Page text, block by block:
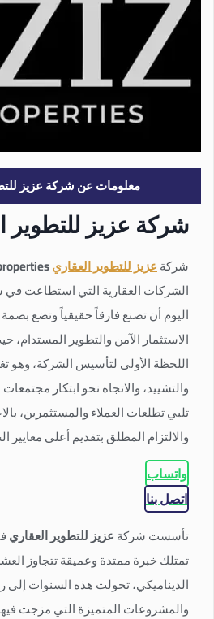
معلومات عن شركة عزيز
شركة عزيز للتطوير
شركةعزيز للتطوير العقاري
الشركات العقارية التي استطاعت
اليوم أن تصنع فارقاً حقيقياً وتضع
الاستثمار الآمن والتطوير
اللحظة الأولى لتأسيس الشركة، وهو
والتشييد، والاتجاه نحو ابتكار
تلبي تطلعات العملاء والمستثمرين،
والالتزام المطلق بتقديم أعلى معايير
واتساب
اتصل بنا
تأسست شركةعزيز للتطوير العقاري
تمتلك خبرة ممتدة وعميقة تتجاوز
الديناميكي، تحولت هذه السنوات
والمشروعات المتميزة التي مزجت